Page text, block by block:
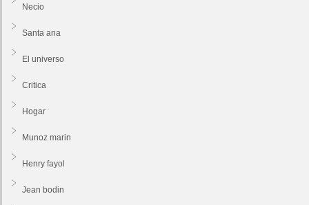
Necio
Santa ana
El universo
Critica
Hogar
Munoz marin
Henry fayol
Jean bodin